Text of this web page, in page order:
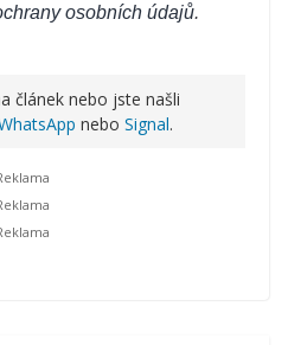
osobních údajů.
článek nebo jste našli
nebo Signal.